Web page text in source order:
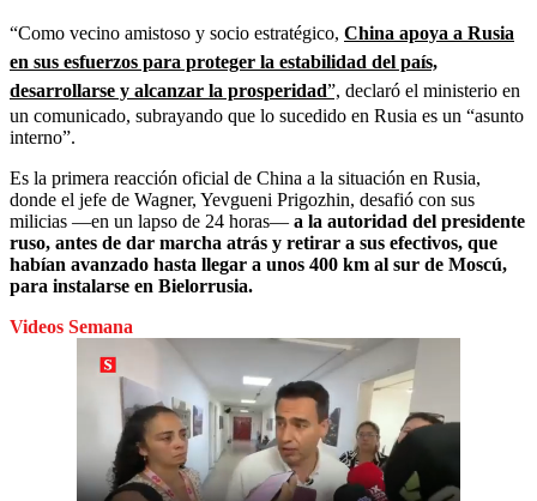
“Como vecino amistoso y socio estratégico, China apoya a Rusia
en sus esfuerzos para proteger la estabilidad del país,
desarrollarse y alcanzar la prosperidad”, declaró el ministerio en
un comunicado, subrayando que lo sucedido en Rusia es un “asunto
interno”.
Es la primera reacción oficial de China a la situación en Rusia,
donde el jefe de Wagner, Yevgueni Prigozhin, desafió con sus
milicias —en un lapso de 24 horas— a la autoridad del presidente
ruso, antes de dar marcha atrás y retirar a sus efectivos, que
habían avanzado hasta llegar a unos 400 km al sur de Moscú,
para instalarse en Bielorrusia.
Videos Semana